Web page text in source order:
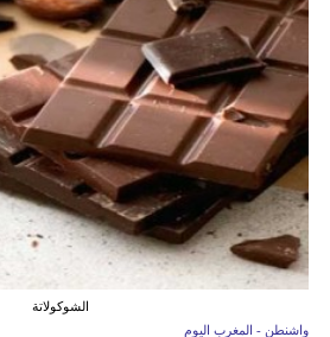
الشوكولاتة
واشنطن - المغرب اليوم